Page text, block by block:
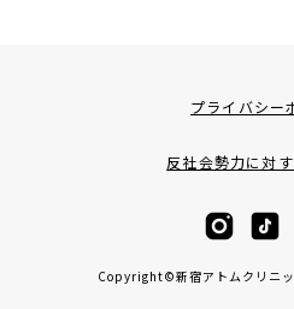
プライバシー
反社会勢力に対
Copyright©新宿アトムクリニ